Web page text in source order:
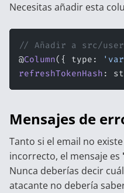
Necesitas añadir esta
// Añadir a src/
@Column({ type:
refreshTokenHash :
Mensajes de
Tanto si el email no
incorrecto, el mensaje es
Nunca deberías decir
atacante no debería